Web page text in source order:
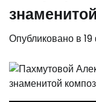
Опубликовано в